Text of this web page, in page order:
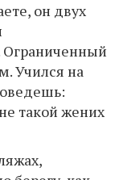
он двух
Ограниченный
Учился на
такой жених